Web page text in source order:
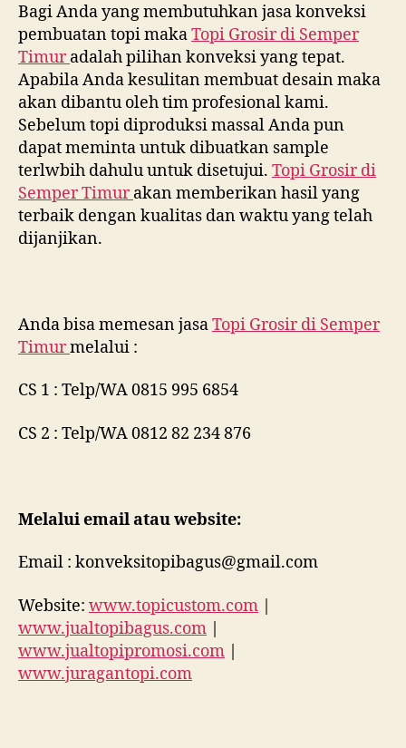
Bagi Anda yang membutuhkan jasa konveksi
pembuatan topi makaTopi Grosir di Semper
Timur adalah pilihan konveksi yang tepat.
Apabila Anda kesulitan membuat desain maka
akan dibantu oleh tim profesional kami.
Sebelum topi diproduksi massal Anda pun
dapat meminta untuk dibuatkan sample
terlwbih dahulu untuk disetujui. Topi Grosir di
Semper Timur akan memberikan hasil yang
terbaik dengan kualitas dan waktu yang telah
dijanjikan.
Anda bisa memesan jasaTopi Grosir di Semper
Timurmelalui :
CS 1 : Telp/WA 0815 995 6854
CS 2 : Telp/WA 0812 82 234 876
Melalui email atau website:
Email : konveksitopibagus@gmail.com
Website: www.topicustom.com |
www.jualtopibagus.com |
www.jualtopipromosi.com |
www.juragantopi.com